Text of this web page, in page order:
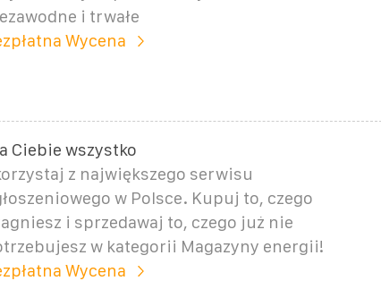
i trwałe
Wycena
Ciebie wszystko
z największego serwisu
w Polsce. Kupuj to, czego
i sprzedawaj to, czego już nie
w kategorii Magazyny energii!
Wycena